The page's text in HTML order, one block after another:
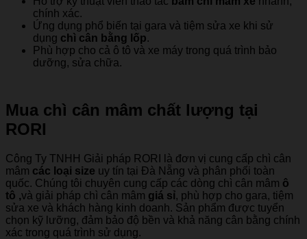
chính xác.
Ứng dụng phổ biến tại gara và tiệm sửa xe khi sử
dụng chì cân bằng lốp.
Phù hợp cho cả ô tô và xe máy trong quá trình bảo
dưỡng, sửa chữa.
Mua chì cân mâm chất lượng tại
RORI
Công Ty TNHH Giải pháp RORI là đơn vị cung cấp chì cân
mâm các loại size uy tín tại Đà Nẵng và phân phối toàn
quốc. Chúng tôi chuyên cung cấp các dòng chì cân mâm ô
tô ,và giải pháp chì cân mâm giá sỉ, phù hợp cho gara, tiệm
sửa xe và khách hàng kinh doanh. Sản phẩm được tuyển
chọn kỹ lưỡng, đảm bảo độ bền và khả năng cân bằng chính
xác trong quá trình sử dụng.